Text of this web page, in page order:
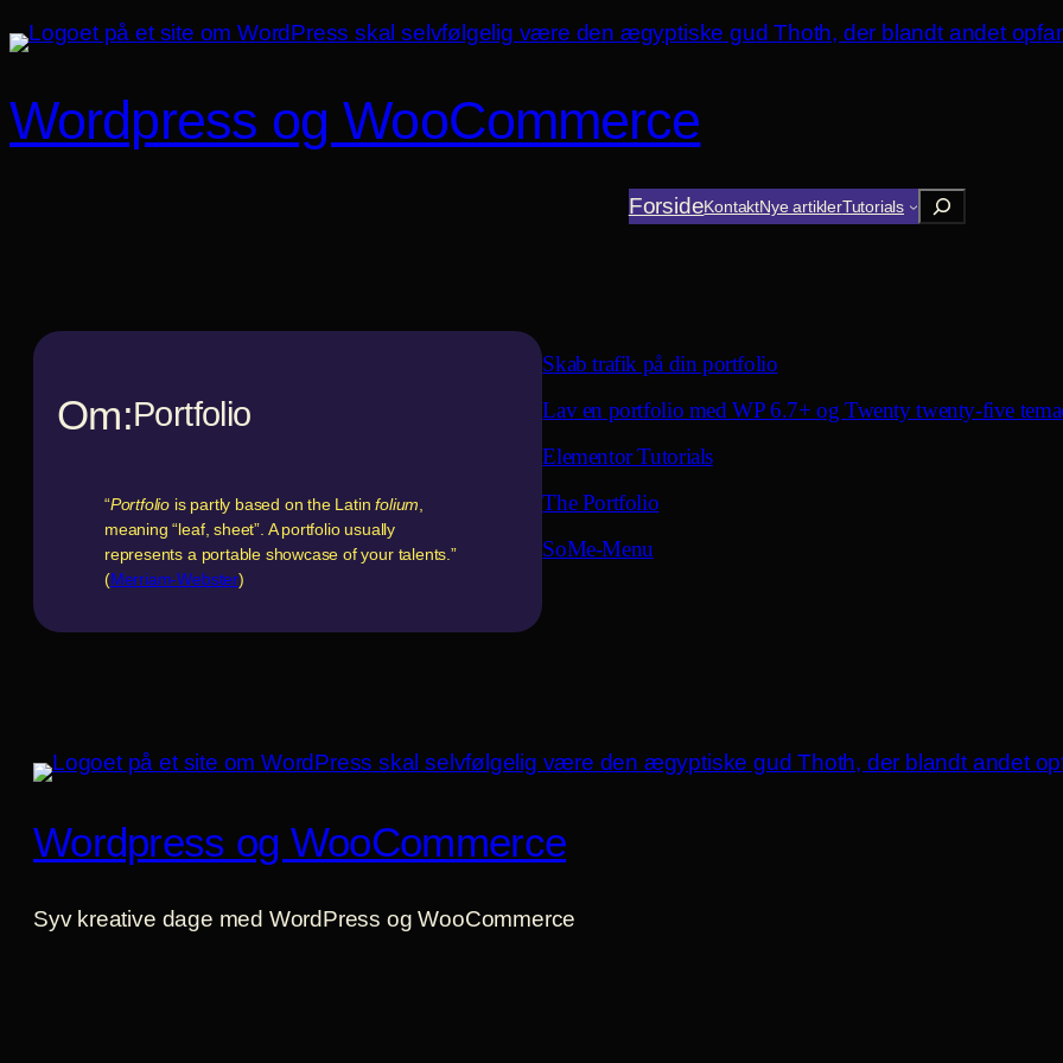
Spring
til
Wordpress og WooCommerce
ForsideKontaktNye artiklerTutorials Søg
Om:Portfolio
“Portfolio is partly based on the Latinfolium
meaning “leaf, sheet”. A portfolio usually
represents a portable showcase of your talents.”
(Merriam-Webster)
Skab trafik på din portfolio
Lav en portfolio med WP 6.7+ og Twenty twenty-five
Elementor Tutorials
The Portfolio
SoMe-Menu
Wordpress og WooCommerce
Syv kreative dage med WordPress og WooCommerce